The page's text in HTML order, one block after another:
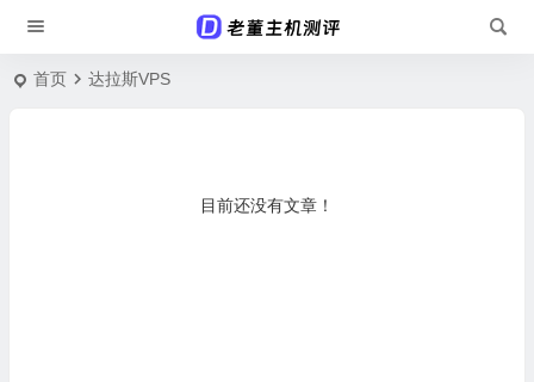
首页 达拉斯VPS
目前还没有文章！